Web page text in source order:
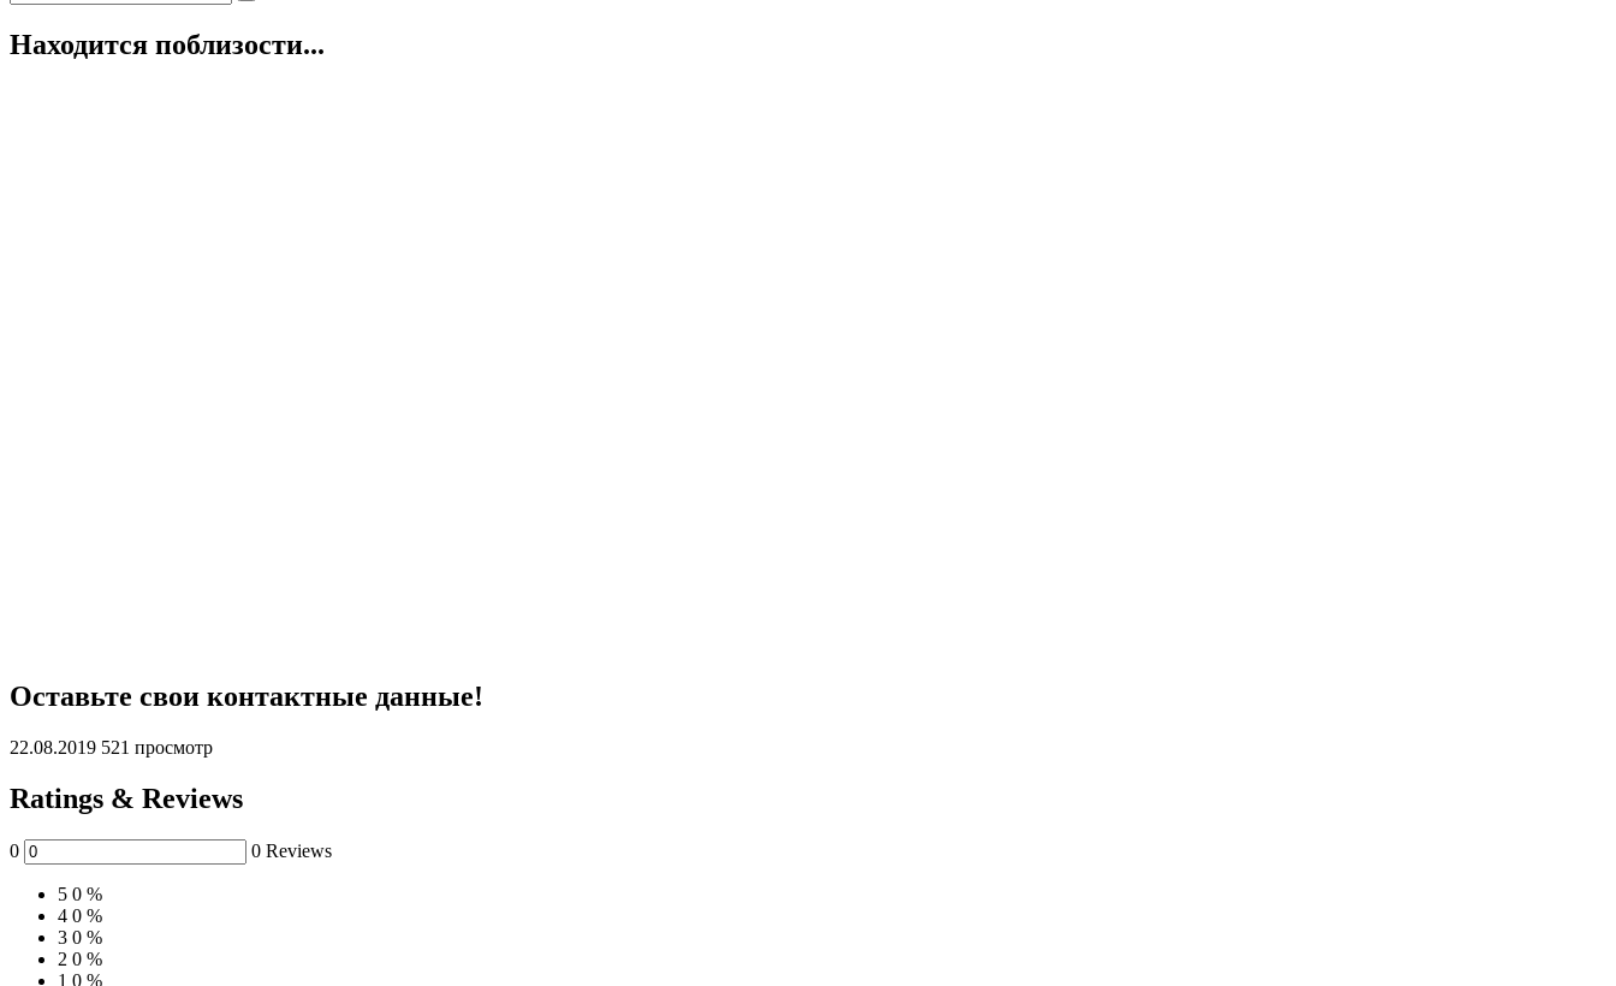
Находится поблизости...
Оставьте свои контактные данные!
22.08.2019 521 просмотр
Ratings & Reviews
0 0 Reviews
5 0 %
4 0 %
3 0 %
2 0 %
1 0 %